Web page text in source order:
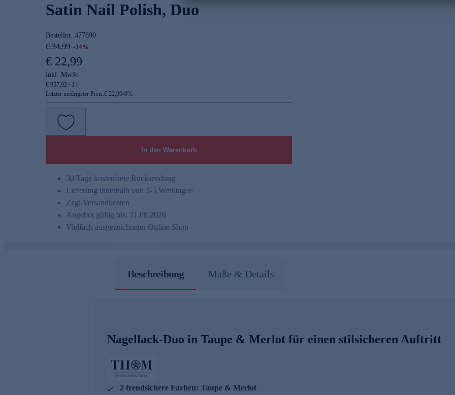
Satin Nail Polish, Duo
Bestellnr. 477690
€ 34,99 -34%
€ 22,99
inkl. MwSt.
€ 957,92 / 1 l
Letzter niedrigster Preis:€ 22,99-0%
In den Warenkorb
30 Tage kostenfreie Rücksendung
Lieferung innerhalb von 3-5 Werktagen
Zzgl.Versandkosten
Angebot gültig bis: 31.08.2026
Vielfach ausgezeichneter Online Shop
Beschreibung Maße & Details
Nagellack-Duo in Taupe & Merlot für einen stilsicheren Auftritt
2 trendsichere Farben: Taupe & Merlot